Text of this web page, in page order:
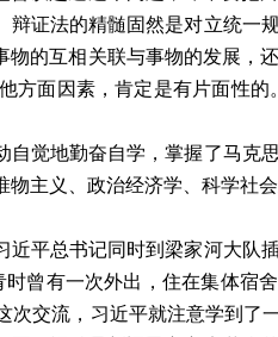
证法的精髄固然是对立统一
的互相关联与事物的发展，
方面因素，肯定是有片面性的
觉地勤奋自学，掌握了马克
主义、政治经济学、科学社会
平总书记同时到梁家河大队
曾有一次外出，住在集体宿
交流，习近平就注意学到了